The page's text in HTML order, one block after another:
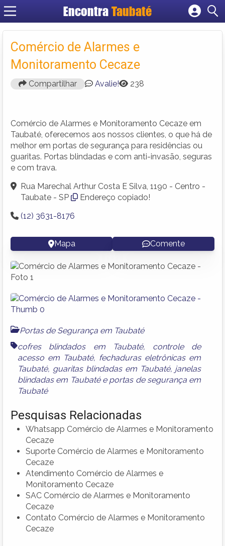
EncontraTaubaté
Cadastrar empresa
Criar conta
Comércio de Alarmes e
Monitoramento Cecaze
Compartilhar Avalie! 238
Comércio de Alarmes e Monitoramento Cecaze em
Taubaté, oferecemos aos nossos clientes, o que há de
melhor em portas de segurança para residências ou
guaritas. Portas blindadas e com anti-invasão, seguras
e com trava.
Rua Marechal Arthur Costa E Silva, 1190 - Centro -
Taubate - SP
Endereço copiado!
(12) 3631-8176
Mapa Comente
Portas de Segurança em Taubaté
cofres blindados em Taubaté, controle de
acesso em Taubaté, fechaduras eletrônicas em
Taubaté, guaritas blindadas em Taubaté, janelas
blindadas em Taubatée portas de segurança em
Taubaté
Pesquisas Relacionadas
Whatsapp Comércio de Alarmes e Monitoramento
Cecaze
Suporte Comércio de Alarmes e Monitoramento
Cecaze
Atendimento Comércio de Alarmes e
Monitoramento Cecaze
SAC Comércio de Alarmes e Monitoramento
Cecaze
Contato Comércio de Alarmes e Monitoramento
Cecaze